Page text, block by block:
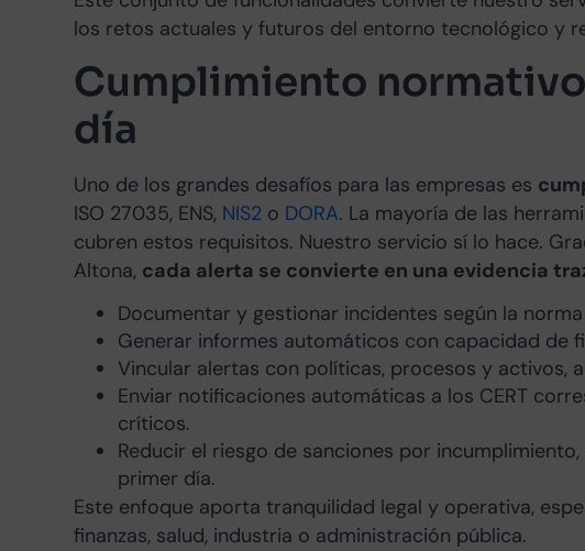
los retos actuales y futuros del entorno tecnológico y
Cumplimiento
día
Uno de los grandes desafíos para las empresas es
ISO 27035, ENS, NIS2 o DORA. La mayoría de las
cubren estos requisitos. Nuestro servicio sí lo hace.
Altona, cada alerta se convierte en una evidencia
Documentar y gestionar incidentes según la
Generar informes automáticos con capacidad de
Vincular alertas con políticas, procesos y activos,
Enviar notificaciones automáticas a los CERT
críticos.
Reducir el riesgo de sanciones por
primer día.
Este enfoque aporta tranquilidad legal y operativa,
finanzas, salud, industria o administración pública.